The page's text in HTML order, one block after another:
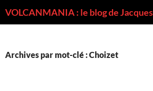
Archives par mot-clé : Choizet